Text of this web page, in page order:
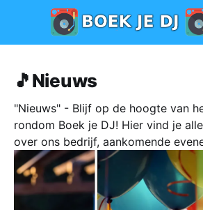
🎵Nieuws
"Nieuws" - Blijf op de hoogte van
rondom Boek je DJ! Hier vind je
over ons bedrijf, aankomende
succesverhalen, tips en trends in
nog veel meer.